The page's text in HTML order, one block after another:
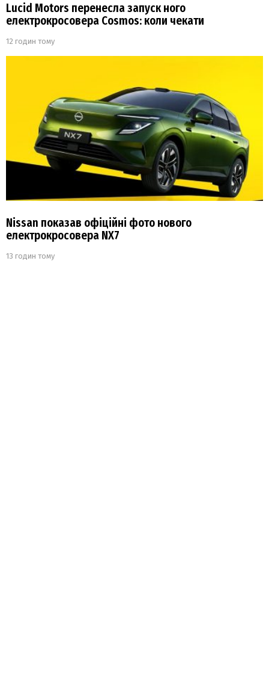
Lucid Motors перенесла запуск ного
електрокросовера Cosmos: коли чекати
12 годин тому
Nissan показав офіційні фото нового
електрокросовера NX7
13 годин тому